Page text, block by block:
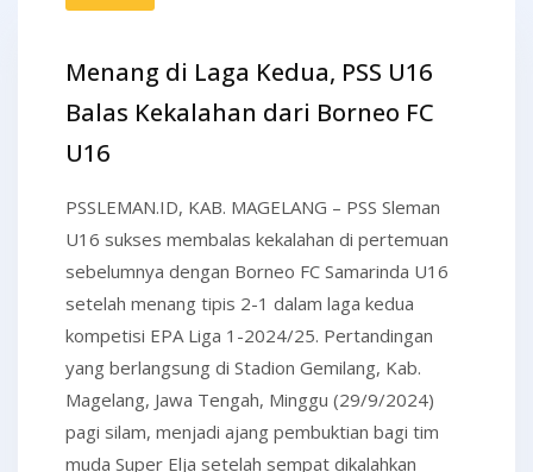
Menang di Laga Kedua, PSS U16
Balas Kekalahan dari Borneo FC
U16
PSSLEMAN.ID, KAB. MAGELANG – PSS Sleman
U16 sukses membalas kekalahan di pertemuan
sebelumnya dengan Borneo FC Samarinda U16
setelah menang tipis 2-1 dalam laga kedua
kompetisi EPA Liga 1-2024/25. Pertandingan
yang berlangsung di Stadion Gemilang, Kab.
Magelang, Jawa Tengah, Minggu (29/9/2024)
pagi silam, menjadi ajang pembuktian bagi tim
muda Super Elja setelah sempat dikalahkan